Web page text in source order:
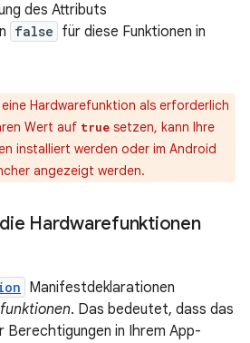
des Attributs
false für diese Funktionen in
eine Hardwarefunktion als erforderlich
Wert auf true setzen, kann Ihre
installiert werden oder im Android
angezeigt werden.
die Hardwarefunktionen
Manifestdeklarationen
. Das bedeutet, dass das
in Ihrem App-